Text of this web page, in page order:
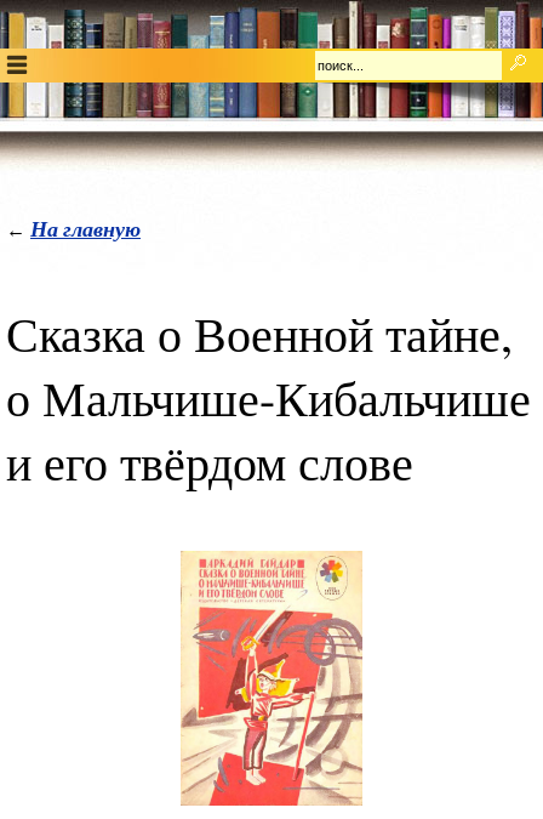
← На главную
Сказка о Военной тайне,
о Мальчише-Кибальчише
и его твёрдом слове